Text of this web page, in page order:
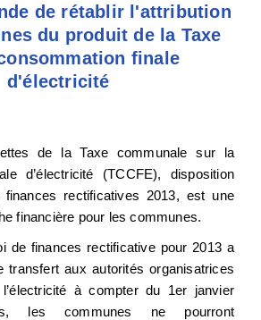
de rétablir l'attribution
du produit de la Taxe
finale
d'électricité
de la Taxe communale sur la
d’électricité (TCCFE), disposition
rectificatives 2013, est une
financière pour les communes.
de finances rectificative pour 2013 a
transfert aux autorités organisatrices
à compter du 1er janvier
les communes ne pourront